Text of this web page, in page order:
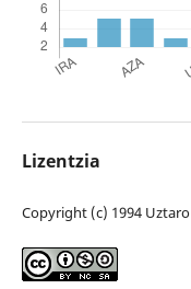
Lizentzia
Copyright (c) 1994 Uztaro